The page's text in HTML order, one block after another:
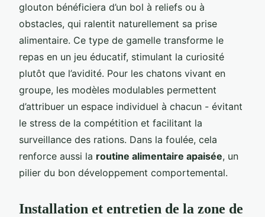
glouton bénéficiera d’un bol à reliefs ou à
obstacles, qui ralentit naturellement sa prise
alimentaire. Ce type de gamelle transforme le
repas en un jeu éducatif, stimulant la curiosité
plutôt que l’avidité. Pour les chatons vivant en
groupe, les modèles modulables permettent
d’attribuer un espace individuel à chacun - évitant
le stress de la compétition et facilitant la
surveillance des rations. Dans la foulée, cela
renforce aussi la routine alimentaire apaisée, un
pilier du bon développement comportemental.
Installation et entretien de la zone de